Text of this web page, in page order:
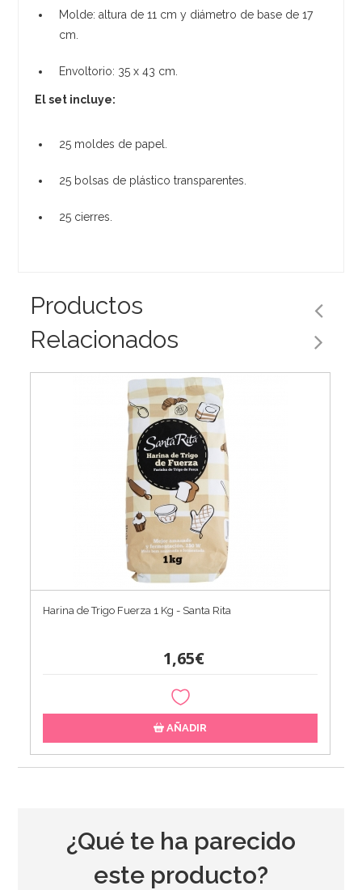
Molde: altura de 11 cm y diámetro de base de 17
cm.
Envoltorio: 35 x 43 cm.
El set incluye:
25 moldes de papel.
25 bolsas de plástico transparentes.
25 cierres.
Productos
Relacionados
Harina de Trigo Fuerza 1 Kg - Santa Rita
1,65€
AÑADIR
¿Qué te ha parecido
este producto?